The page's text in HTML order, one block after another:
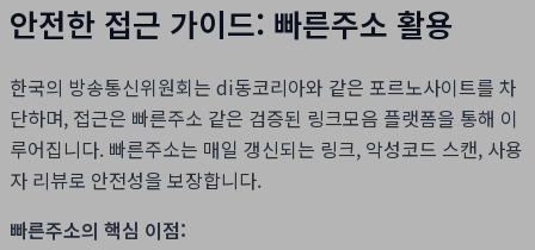
안전한 접근 가이드: 빠른주소 활용
한국의 방송통신위원회는 di동코리아와 같은 포르노사이트를 차
단하며, 접근은 빠른주소 같은 검증된 링크모음 플랫폼을 통해 이
루어집니다. 빠른주소는 매일 갱신되는 링크, 악성코드 스캔, 사용
자 리뷰로 안전성을 보장합니다.
빠른주소의 핵심 이점: